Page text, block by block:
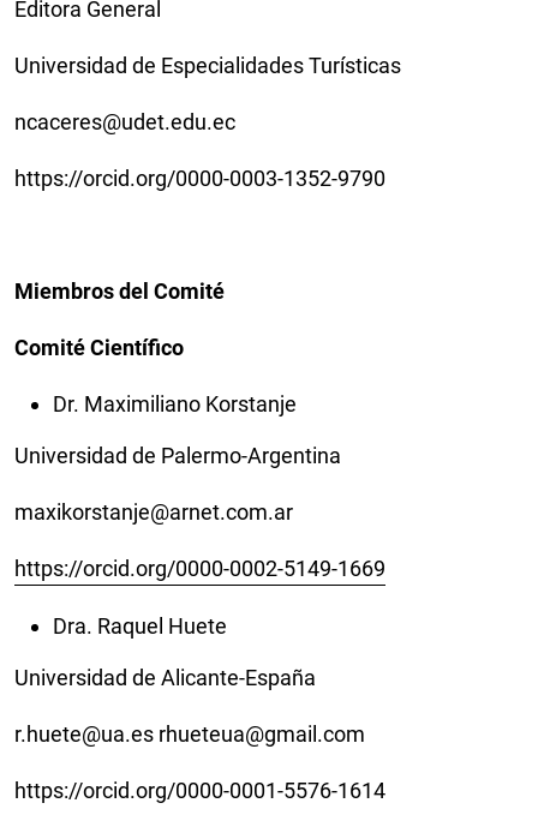
Editora General
Universidad de Especialidades Turísticas
ncaceres@udet.edu.ec
https://orcid.org/0000-0003-1352-9790
Miembros del Comité
Comité Científico
Dr. Maximiliano Korstanje
Universidad de Palermo-Argentina
maxikorstanje@arnet.com.ar
https://orcid.org/0000-0002-5149-1669
Dra. Raquel Huete
Universidad de Alicante-España
r.huete@ua.es rhueteua@gmail.com
https://orcid.org/0000-0001-5576-1614